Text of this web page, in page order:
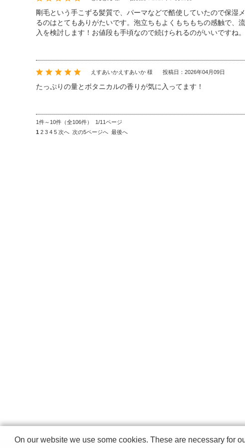
剛毛という手こずる髪質で、パーマなどで酷使していたので保湿
るのはとてもありがたいです。泡立ちもよくもちもちの感触で、
入を検討します！お値段も手頃なので続けられるのがいいですね。
えすあいかえすあいか 様 投稿日：2026年04月09日
たっぷりの量とボタニカルの香りが気に入ってます！
1件～10件（全106件） 1/11ページ
1 2 3 4 5 次へ 次の5ページへ 最後へ
On our website we use some cookies. These are necessary for